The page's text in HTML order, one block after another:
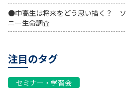
●中高生は将来をどう思い描く？ ソ
ニー生命調査
注目のタグ
セミナー・学習会